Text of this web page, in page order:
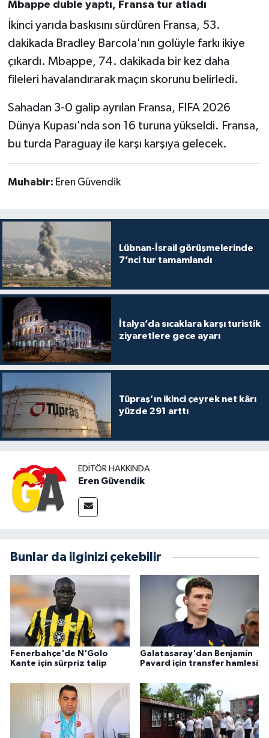
Mbappe duble yaptı, Fransa tur atladı
İkinci yarıda baskısını sürdüren Fransa, 53.
dakikada Bradley Barcola'nın golüyle farkı ikiye
çıkardı. Mbappe, 74. dakikada bir kez daha
fileleri havalandırarak maçın skorunu belirledi.
Sahadan 3-0 galip ayrılan Fransa, FIFA 2026
Dünya Kupası'nda son 16 turuna yükseldi. Fransa,
bu turda Paraguay ile karşı karşıya gelecek.
Muhabir: Eren Güvendik
Lübnan-İsrail görüşmelerinde
7’nci tur tamamlandı
İtalya’da sıcaklara karşı turistik
ziyaretlere gece ayarı
Tüpraş’ın ikinci çeyrek net kârı
yüzde 291 arttı
EDITÖR HAKKINDA
Eren Güvendik
Bunlar da ilginizi çekebilir
Fenerbahçe'de N'Golo
Kante için sürpriz talip
Galatasaray'dan Benjamin
Pavard için transfer hamlesi